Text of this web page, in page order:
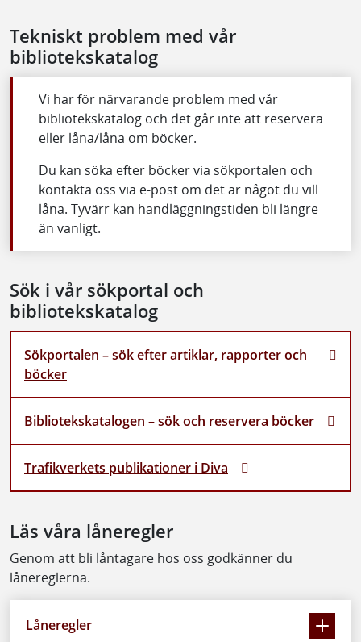
Tekniskt problem med vår
bibliotekskatalog
Vi har för närvarande problem med vår
bibliotekskatalog och det går inte att reservera
eller låna/låna om böcker.
Du kan söka efter böcker via sökportalen och
kontakta oss via e-post om det är något du vill
låna. Tyvärr kan handläggningstiden bli längre
än vanligt.
Sök i vår sökportal och
bibliotekskatalog
Sökportalen – sök efter artiklar, rapporter och
böcker
Bibliotekskatalogen – sök och reservera böcker
Trafikverkets publikationer i Diva
Läs våra låneregler
Genom att bli låntagare hos oss godkänner du
lånereglerna.
Låneregler